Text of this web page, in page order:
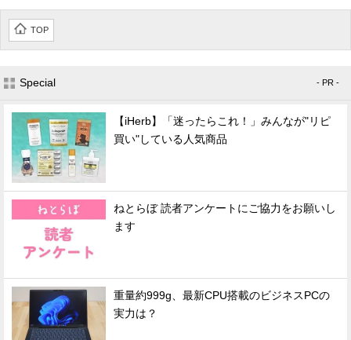
TOP
Special - PR -
【iHerb】「迷ったらこれ！」みんなが"リピ
買い"している人気商品
ねとらぼ 読者アンケートにご協力をお願いし
ます
重量約999g、最新CPU搭載のビジネスPCの
実力は？